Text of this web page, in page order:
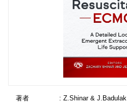
著者
: Z.Shinar & J.Badulak